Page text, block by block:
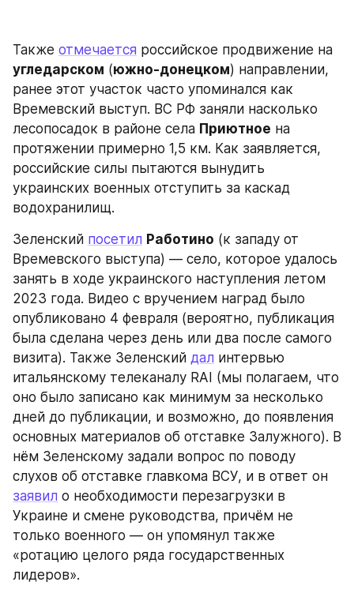
Также отмечается
угледарском (южно-донецком) направлении,
ранее этот участок часто упоминался как
Времевский выступ. ВС РФ заняли насколько
лесопосадок в районе села Приютное на
протяжении примерно 1,5 км. Как заявляется,
российские силы пытаются вынудить
украинских военных отступить за каскад
водохранилищ.
Зеленский посетил Работино (к западу от
Времевского выступа) — село, которое удалось
занять в ходе украинского наступления летом
2023 года. Видео с вручением наград было
опубликовано 4 февраля (вероятно, публикация
была сделана через день или два после самого
визита). Также Зеленский дал интервью
итальянскому телеканалу RAI (мы полагаем, что
оно было записано как минимум за несколько
дней до публикации, и возможно, до появления
основных материалов об отставке Залужного). В
нём Зеленскому задали вопрос по поводу
заявил о необходимости перезагрузки в
Украине и смене руководства, причём не
только военного — он упомянул также
«ротацию целого ряда государственных
лидеров».